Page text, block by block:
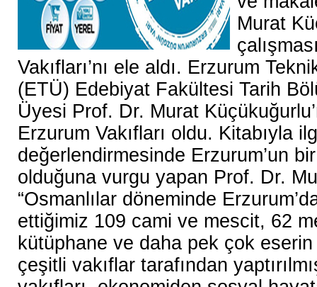
Murat
Vakıfları’nı ele aldı. Erzurum
(ETÜ) Edebiyat Fakültesi Tarih
Üyesi Prof. Dr. Murat
Erzurum Vakıfları oldu. Kitabıyla
değerlendirmesinde Erzurum’un
olduğuna vurgu yapan Prof. Dr.
“Osmanlılar döneminde
ettiğimiz 109 cami ve mescit, 62
kütüphane ve daha pek çok eserin
çeşitli vakıflar tarafından